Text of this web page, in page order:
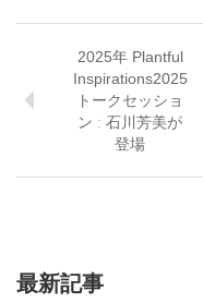
2025年 Plantful
Inspirations2025
トークセッショ
ン ː 石川芳美が
登場
最新記事